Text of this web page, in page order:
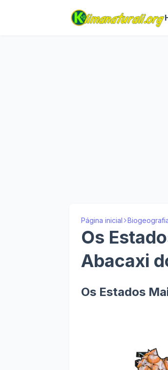
Página inicial
Os
Abacaxi
Os Estados